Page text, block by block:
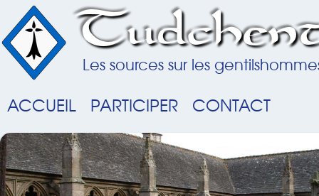
Les sources sur les
ACCUEIL PARTICIPER CONTACT